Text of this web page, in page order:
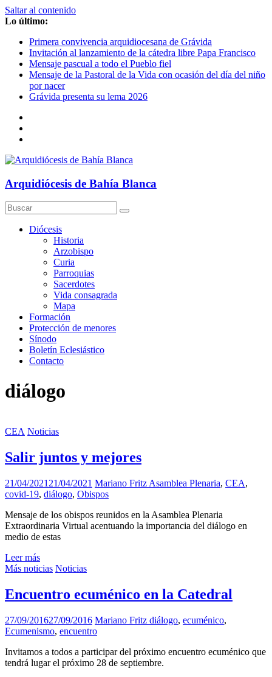
Saltar al contenido
Lo último:
Primera convivencia arquidiocesana de Grávida
Invitación al lanzamiento de la cátedra libre Papa Francisco
Mensaje pascual a todo el Pueblo fiel
Mensaje de la Pastoral de la Vida con ocasión del día del niño
por nacer
Grávida presenta su lema 2026
Arquidiócesis de Bahía Blanca
Diócesis
Historia
Arzobispo
Curia
Parroquias
Sacerdotes
Vida consagrada
Mapa
Formación
Protección de menores
Sínodo
Boletín Eclesiástico
Contacto
diálogo
CEA Noticias
Salir juntos y mejores
21/04/2021 21/04/2021 Mariano Fritz Asamblea Plenaria, CEA,
covid-19, diálogo, Obispos
Mensaje de los obispos reunidos en la Asamblea Plenaria
Extraordinaria Virtual acentuando la importancia del diálogo en
medio de estas
Leer más
Más noticias Noticias
Encuentro ecuménico en la Catedral
27/09/201627/09/2016 Mariano Fritz diálogo, ecuménico,
Ecumenismo, encuentro
Invitamos a todos a participar del próximo encuentro ecuménico que
tendrá lugar el próximo 28 de septiembre.